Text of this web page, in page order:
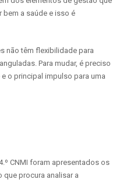
bem a saúde e isso é
não têm flexibilidade para
Para mudar, é preciso
o principal impulso para uma
CNMI foram apresentados os
que procura analisar a